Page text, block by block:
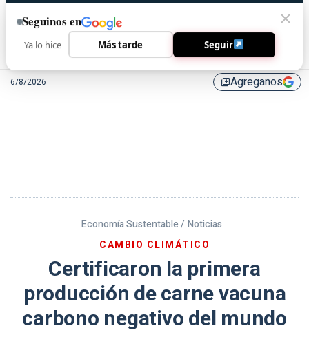
6/8/2026 library_addAgreganos
Economía Sustentable / Noticias
CAMBIO CLIMÁTICO
Certificaron la primera
producción de carne vacuna
carbono negativo del mundo
Seguinos en
Ya lo hice Más tarde Seguir